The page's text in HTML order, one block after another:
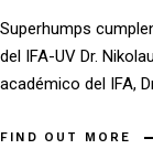
Superhumps
del IFA-UV Dr.
académico del IFA,
FIND OUT MORE